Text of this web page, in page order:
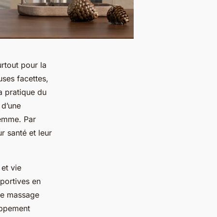
pour la
facettes,
pratique du
Par
santé et leur
vie
en
massage